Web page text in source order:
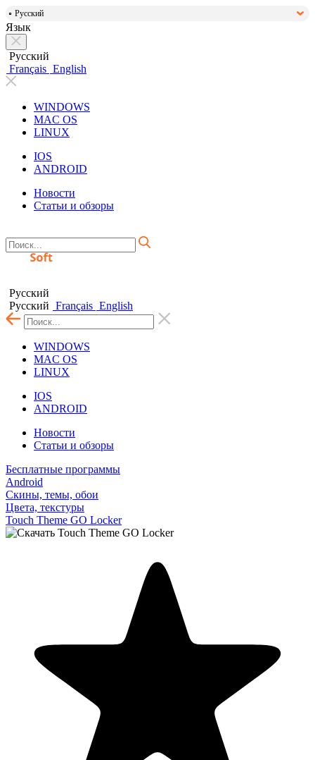
Русский
Язык
Русский
Français English
WINDOWS
MAC OS
LINUX
IOS
ANDROID
Новости
Статьи и обзоры
Русский
Русский Français English
WINDOWS
MAC OS
LINUX
IOS
ANDROID
Новости
Статьи и обзоры
Бесплатные программы
Android
Скины, темы, обои
Цвета, текстуры
Touch Theme GO Locker